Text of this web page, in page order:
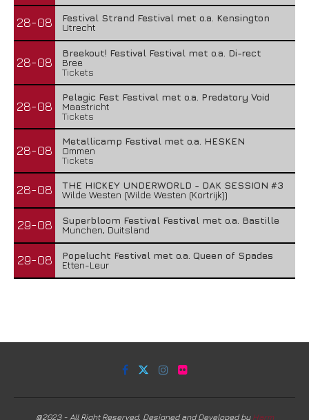
28-08
Festival Strand Festival met o.a. Kensington
Utrecht
28-08
Breekout! Festival Festival met o.a. Di-rect
Bree
Tickets
28-08
Pelagic Fest Festival met o.a. Predatory Void
Maastricht
Tickets
28-08
Metallicamp Festival met o.a. HESKEN
Ommen
Tickets
28-08
THE HICKEY UNDERWORLD - DAK SESSION #3
Wilde Westen (Wilde Westen (Kortrijk))
29-08
Superbloom Festival Festival met o.a. Bastille
Munchen, Duitsland
29-08
Popelucht Festival met o.a. Queen of Spades
Etten-Leur
@2023 - All Right Reserved. Designed and Developed by Harm